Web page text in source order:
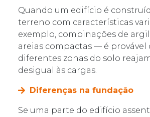
Quando um edifício é
terreno com características
exemplo, combinações de
areias compactas — é provável
diferentes zonas do solo
desigual às cargas.
Diferenças na fundação
Se uma parte do edifício